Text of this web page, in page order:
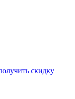
скидку